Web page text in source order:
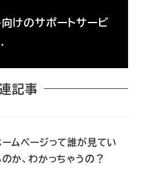
けのサポートサービ
記事
ムページって誰が見てい
か、わかっちゃうの？